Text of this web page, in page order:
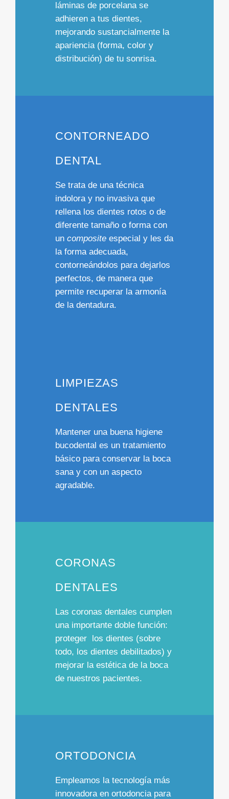
láminas de porcelanase
adhieren a tus dientes,
mejorando sustancialmente la
apariencia (forma, color y
distribución) de tu sonrisa.
CONTORNEADO
DENTAL
Se trata de una técnica
indolora y no invasivaque
rellena los dientes rotos o de
diferente tamaño o formacon
un compositeespecial y les da
la forma adecuada,
contorneándolos para dejarlos
perfectos, de manera que
permite recuperar la armonía
de la dentadura.
LIMPIEZAS
DENTALES
Mantener una buena higiene
bucodental es un tratamiento
básico para conservar la boca
sana y con un aspecto
agradable.
CORONAS
DENTALES
Las coronas dentales cumplen
una importante doble función:
proteger los dientes (sobre
todo, los dientes debilitados) y
mejorar la estéticade la boca
de nuestros pacientes.
ORTODONCIA
Empleamos la tecnología más
innovadoraen ortodoncia para